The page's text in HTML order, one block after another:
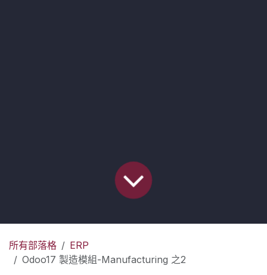
所有部落格
ERP
Odoo17 製造模組-Manufacturing 之2